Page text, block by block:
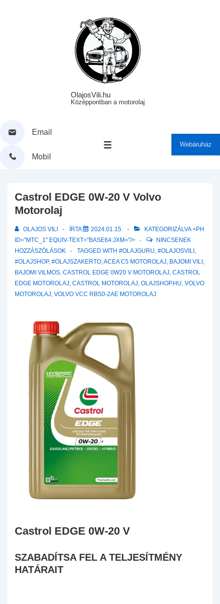
OlajosVili.hu
Középpontban a motorolaj
Email
Mobil
MENÜ Webáruház
Castrol EDGE 0W-20 V Volvo
Motorolaj
OLAJOS VILI ÍRTA 2024.01.15.
KATEGORIZÁLVA <PH
ID="MTC_1" EQUIV-TEXT="BASE64:JXM="/>
NINCSENEK
HOZZÁSZÓLÁSOK
TAGGED WITH #OLAJGURU, #OLAJOSVILI ,
#OLAJSHOP, #OLAJSZAKERTO,ACEA C5 MOTOROLAJ, BAJOMI VILI ,
BAJOMI VILMOS, CASTROL EDGE 0W20 V MOTOROLAJ, CASTROL
EDGE MOTOROLAJ, CASTROL MOTOROLAJ, OLAJSHOP.HU, VOLVO
MOTOROLAJ, VOLVO VCC RBS0-2AE MOTOROLAJ
Castrol EDGE 0W-20 V
SZABADÍTSA FEL A TELJESÍTMÉNY
HATÁRAIT